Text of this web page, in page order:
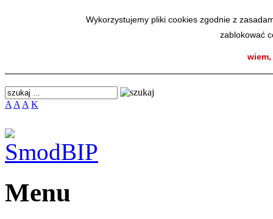
Wykorzystujemy pliki cookies zgodnie z
zablokować
SmodBIP
A A A K
Menu